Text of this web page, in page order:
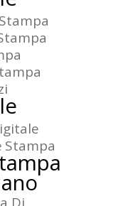
Stampa
Stampa